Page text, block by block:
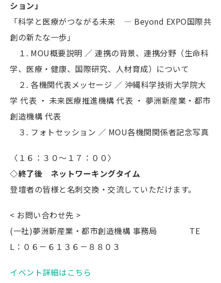
ション」
「科学と医療がつながる未来 ― Beyond EXPO国際共
創の新たな一歩」
１. MOU概要説明 ／ 連携の背景、連携分野（生命科
学、医療・健康、国際研究、人材育成）について
２. 各機関代表メッセージ ／ 沖縄科学技術大学院大
学 代表 ・ 未来医療推進機構 代表 ・ 夢洲新産業・都市
創造機構 代表
３. フォトセッション ／ MOU各機関関係者記念写真
〈１６：３０～１７：００〉
◇終了後 ネットワーキングタイム
登壇者の皆様と名刺交換・交流していただけます。
< お問い合わせ先 >
(一社)夢洲新産業・都市創造機構 事務局 TE
L：０６－６１３６－８８０３
イベント詳細はこちら